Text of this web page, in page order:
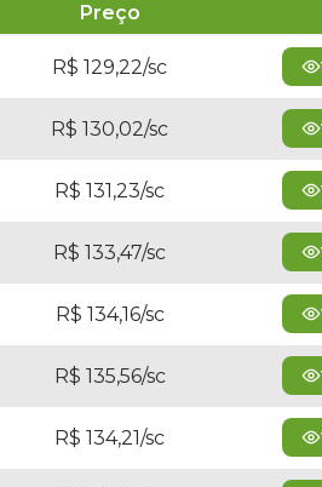
Preço
R$ 129,22/sc
R$ 130,02/sc
R$ 131,23/sc
R$ 133,47/sc
R$ 134,16/sc
R$ 135,56/sc
R$ 134,21/sc